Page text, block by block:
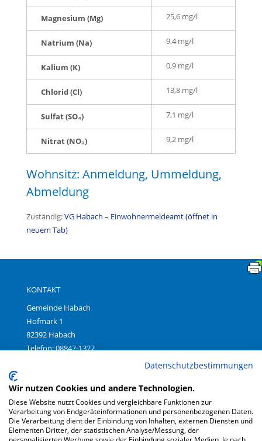
Magnesium (Mg) 25,6 mg/l
Natrium (Na) 9,4 mg/l
Kalium (K) 0,9 mg/l
Chlorid (Cl) 13,8 mg/l
Sulfat (SO₄) 7,1 mg/l
Nitrat (NO₃) 9,2 mg/l
Wohnsitz: Anmeldung, Ummeldung,
Abmeldung
Zuständig:VG Habach – Einwohnermeldeamt (öffnet in
neuem Tab)
KONTAKT
Gemeinde Habach
Hofmark 1
82392 Habach
Telefon: 08847-1327
Impressum |
Datenschutz|
Datenschutzbestimmungen
Wir nutzen Cookies und andere Technologien.
Diese Website nutzt Cookies und vergleichbare Funktionen zur
Verarbeitung von Endgeräteinformationen und personenbezogenen Daten.
Die Verarbeitung dient der Einbindung von Inhalten, externen Diensten und
Elementen Dritter, der statistischen Analyse/Messung, der